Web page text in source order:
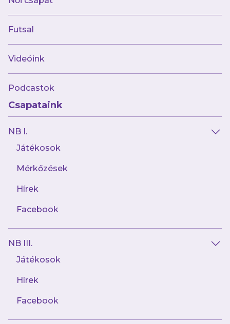
Futsal
Videóink
Podcastok
Csapataink
NB I.
Játékosok
Mérkőzések
Hírek
Facebook
NB III.
Játékosok
Hírek
Facebook
A Hivatalos Webshop természetesen a
nyitvatartástól függetlenül, az ünnepnapokon
is 0-24 óráig elérhető.
AJÁNLÓ